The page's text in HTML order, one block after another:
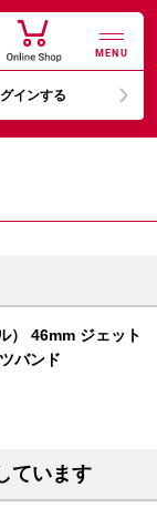
MENU
インする
） 46mm ジェット
バンド
ています